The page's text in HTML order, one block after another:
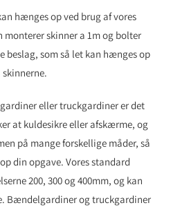
hænges op ved brug af vores
skinner a 1m og bolter
beslag, som så let kan hænges op
skinnerne.
eller truckgardiner er det
at kuldesikre eller afskærme, og
på mange forskellige måder, så
din opgave. Vores standard
200, 300 og 400mm, og kan
Bændelgardiner og truckgardiner